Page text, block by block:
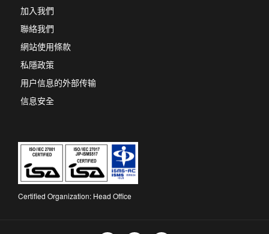
加入我們
聯絡我們
網站使用條款
私隱政策
用户信息的外部传输
信息安全
Certified Organization: Head Office